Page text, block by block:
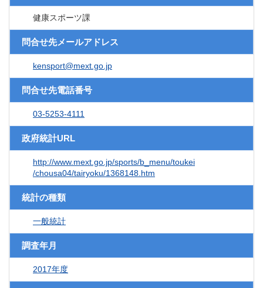
健康スポーツ課
問合せ先メールアドレス
kensport@mext.go.jp
問合せ先電話番号
03-5253-4111
政府統計URL
http://www.mext.go.jp/sports/b_menu/toukei
/chousa04/tairyoku/1368148.htm
統計の種類
一般統計
調査年月
2017年度